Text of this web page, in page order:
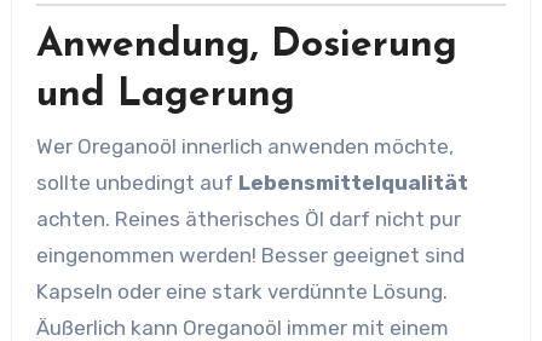
Anwendung, Dosierung
und Lagerung
Wer Oreganoöl innerlich anwenden möchte,
sollte unbedingt auf Lebensmittelqualität
achten. Reines ätherisches Öl darf nicht pur
eingenommen werden! Besser geeignet sind
Kapseln oder eine stark verdünnte Lösung.
Äußerlich kann Oreganoöl immer mit einem